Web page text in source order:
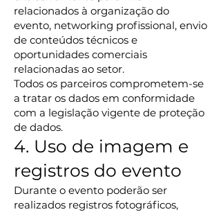
relacionados à organização do
evento, networking profissional, envio
de conteúdos técnicos e
oportunidades comerciais
relacionadas ao setor.
Todos os parceiros comprometem-se
a tratar os dados em conformidade
com a legislação vigente de proteção
de dados.
4. Uso de imagem e
registros do evento
Durante o evento poderão ser
realizados registros fotográficos,